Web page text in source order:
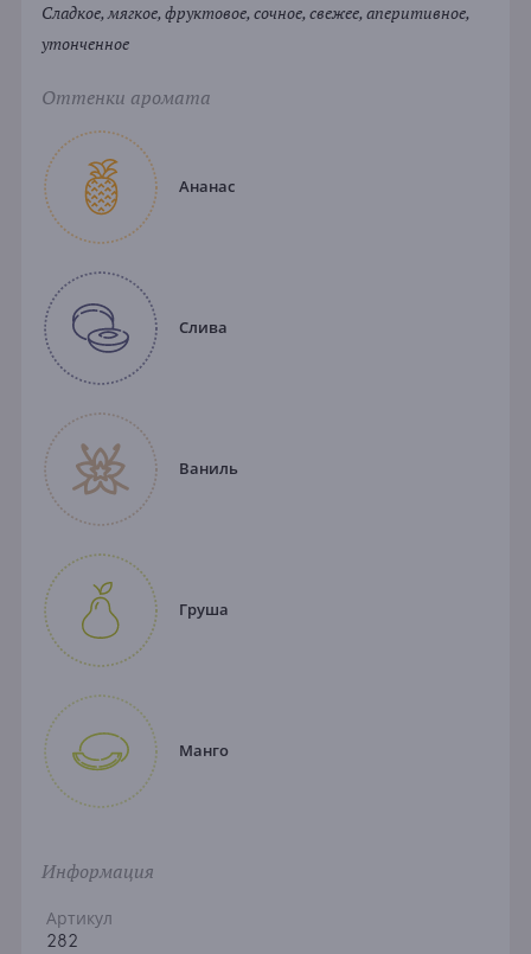
Сладкое, мягкое, фруктовое, сочное, свежее, аперитивное,
утонченное
Оттенки аромата
Ананас
Слива
Ваниль
Груша
Манго
Информация
Артикул
282